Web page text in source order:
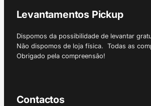
Levantamentos Pickup
Dispomos da possibilidade de levantar
Não dispomos de loja física. Todas as
Obrigado pela compreensão!
Contactos